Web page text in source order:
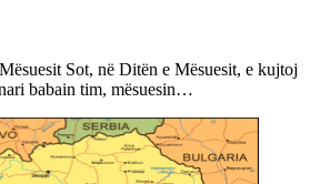
Sot, në Ditën e Mësuesit, e kujtoj
babain tim, mësuesin…